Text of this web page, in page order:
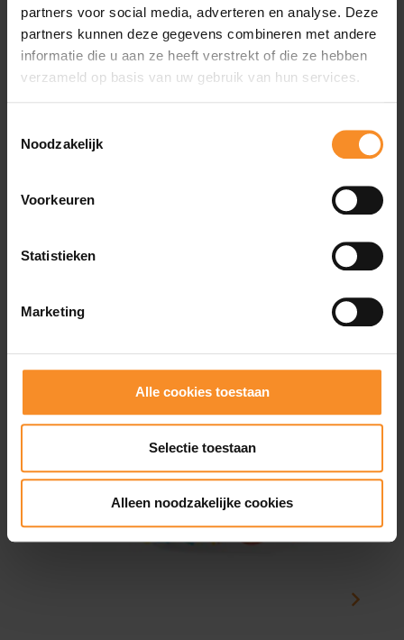
partners voor social media, adverteren en analyse. Deze
partners kunnen deze gegevens combineren met andere
informatie die u aan ze heeft verstrekt of die ze hebben
verzameld op basis van uw gebruik van hun services.
Noodzakelijk
Voorkeuren
Statistieken
Marketing
Alle cookies toestaan
Selectie toestaan
Alleen noodzakelijke cookies
Specificaties
Materiaal |TPU, PP, silicone, POM, 304SS
Inhoud |500ml